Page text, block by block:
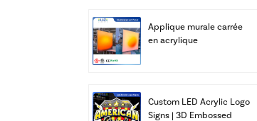
Applique murale carrée
en acrylique
télécommande)
Custom LED Acrylic Logo
Signs | 3D Embossed